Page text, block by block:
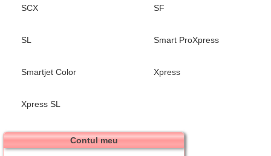
SCX SF
SL Smart ProXpress
Smartjet Color Xpress
Xpress SL
Contul meu